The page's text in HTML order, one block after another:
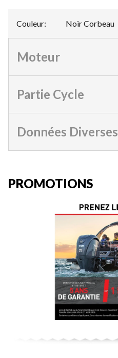
Couleur: Noir Corbeau
Moteur
Partie Cycle
Données Diverses
PROMOTIONS